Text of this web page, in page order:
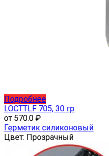
ПодробнееЭтот
товар
несколько
вариаций.
Опции
LOCTTLF 705, 30 гр
от 570.0 ₽
Герметик силиконовый
Цвет: Прозрачный